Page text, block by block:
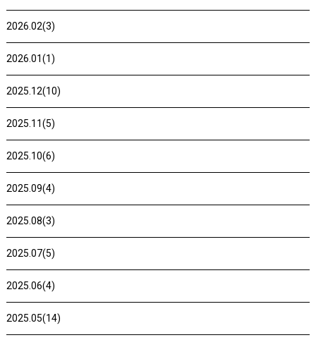
2026.02(3)
2026.01(1)
2025.12(10)
2025.11(5)
2025.10(6)
2025.09(4)
2025.08(3)
2025.07(5)
2025.06(4)
2025.05(14)